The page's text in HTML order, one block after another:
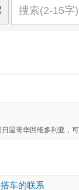
温哥华回维多利亚，可
车的联系